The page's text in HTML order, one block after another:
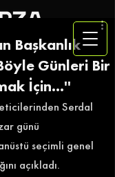
Başkanlık
Günleri Bir
İçin...''
Serdal
günü
seçimli genel
açıkladı.